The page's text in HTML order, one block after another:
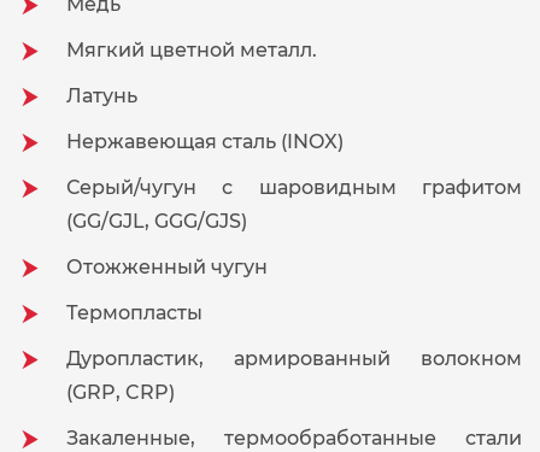
Медь
Мягкий цветной металл.
Латунь
Нержавеющая сталь (INOX)
Серый/чугун с шаровидным графитом
(GG/GJL, GGG/GJS)
Отожженный чугун
Термопласты
Дуропластик, армированный волокном
(GRP, CRP)
Закаленные, термообработанные стали